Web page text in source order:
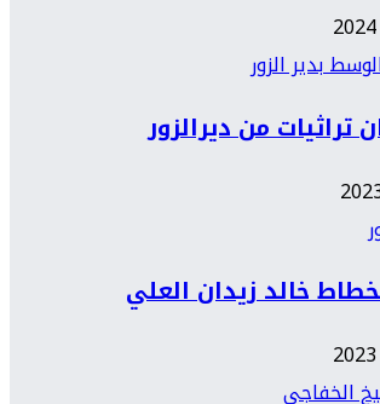
تراثيات من ديرالزور
خالد زيدان العلي